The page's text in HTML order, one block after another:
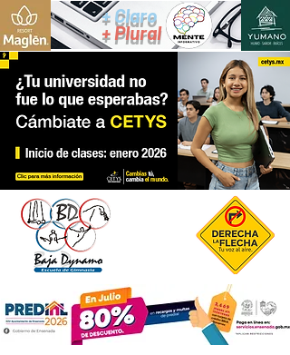
+ Claro
+ Plural